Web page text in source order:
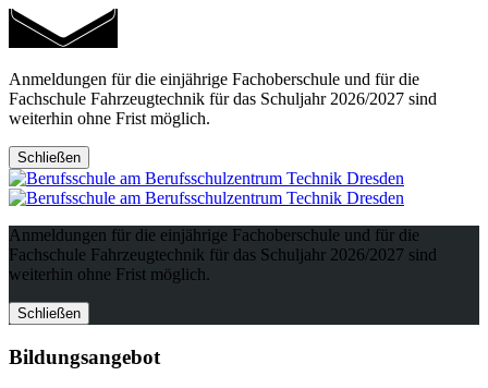
Anmeldungen für die einjährige Fachoberschule und für die
Fachschule Fahrzeugtechnik für das Schuljahr 2026/2027 sind
weiterhin ohne Frist möglich.
Schließen
Anmeldungen für die einjährige Fachoberschule und für die
Fachschule Fahrzeugtechnik für das Schuljahr 2026/2027 sind
weiterhin ohne Frist möglich.
Schließen
Bildungsangebot